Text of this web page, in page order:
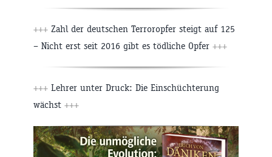
+++ Zahl der deutschen Terroropfer steigt auf 125
– Nicht erst seit 2016 gibt es tödliche Opfer +++
+++ Lehrer unter Druck: Die Einschüchterung
wächst +++